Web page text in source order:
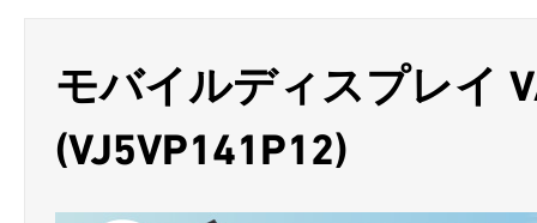
モバイルディスプレイ
(VJ5VP141P12)